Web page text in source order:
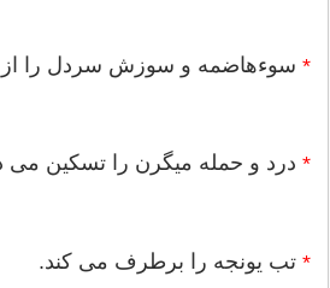
*سوءهاضمه و سوزش سردل را از
*درد و حمله میگرن را تسکین می
*تب یونجه را برطرف می کند.